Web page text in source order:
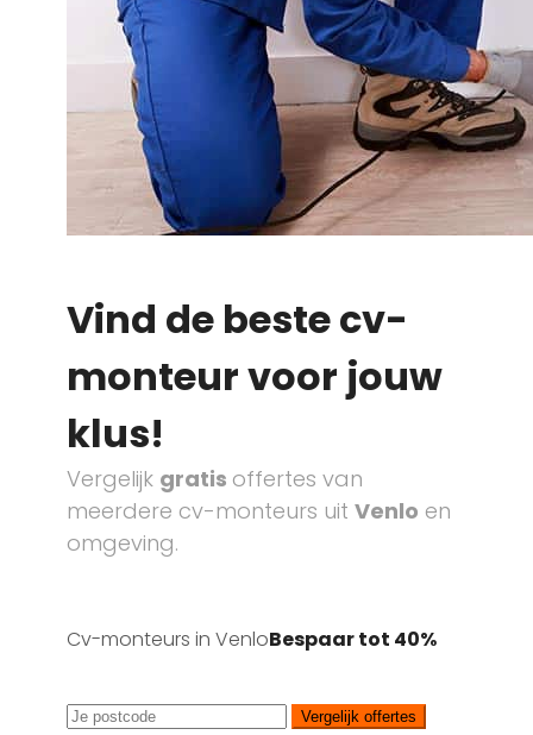
Vind de beste cv-
monteur voor jouw
klus!
Vergelijk gratis offertes van
meerdere cv-monteurs uit Venlo en
omgeving.
Cv-monteurs in VenloBespaar tot 40%
Vergelijk offertes